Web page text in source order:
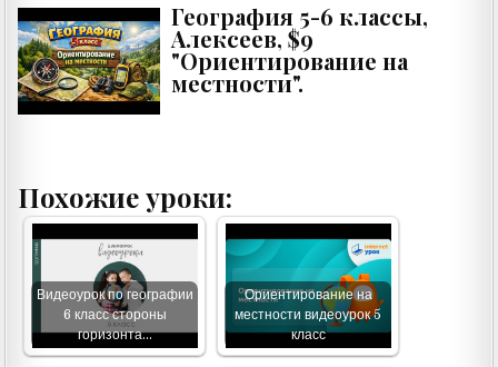
География 5-6 классы,
Алексеев, $9
"Ориентирование на
местности".
Похожие уроки:
Видеоурок по географии
6 класс стороны
горизонта…
Ориентирование на
местности видеоурок 5
класс